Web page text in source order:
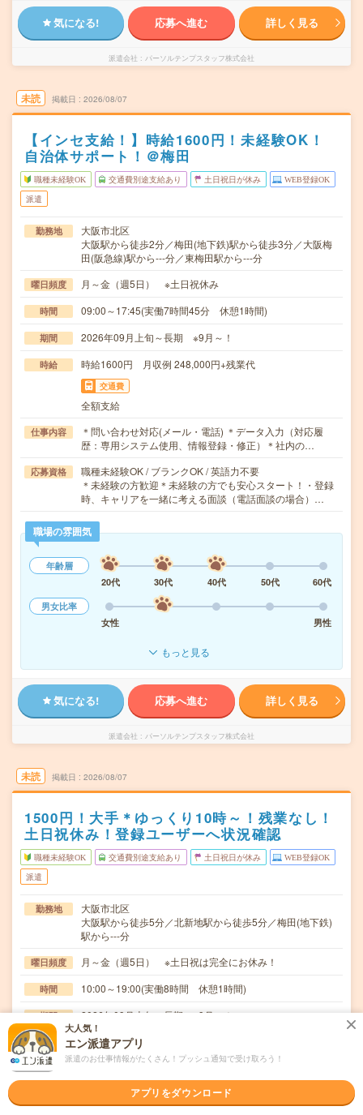
気になる! 応募へ進む 詳しく見る
派遣会社 パーソルテンプスタッフ株式会社
未読 掲載日 2026/08/07
【インセ支給！】時給1600円！未経験OK！
自治体サポート！＠梅田
職種未経験OK 交通費別途支給あり 土日祝日が休み WEB登録OK
派遣
勤務地
大阪市北区
大阪駅から徒歩2分／梅田(地下鉄)駅から徒歩3分／大阪梅
田(阪急線)駅から---分／東梅田駅から---分
曜日頻度 月～金（週5日） ※土日祝休み
時間 09:00～17:45(実働7時間45分 休憩1時間)
期間 2026年09月上旬～長期 ※9月～！
時給 時給1600円 月収例 248,000円+残業代
交通費
全額支給
仕事内容
＊問い合わせ対応(メール・電話) ＊データ入力（対応履
歴：専用システム使用、情報登録・修正）＊社内の…
応募資格
職種未経験OK / ブランクOK / 英語力不要
＊未経験の方歓迎＊未経験の方でも安心スタート！・登録
時、キャリアを一緒に考える面談（電話面談の場合）…
職場の雰囲気
年齢層
20代
30代 40代 50代
60代
男女比率
女性
男性
もっと見る
気になる! 応募へ進む 詳しく見る
派遣会社 パーソルテンプスタッフ株式会社
未読 掲載日 2026/08/07
1500円！大手＊ゆっくり10時～！残業なし！
土日祝休み！登録ユーザーへ状況確認
職種未経験OK 交通費別途支給あり 土日祝日が休み WEB登録OK
派遣
勤務地
大阪市北区
大阪駅から徒歩5分／北新地駅から徒歩5分／梅田(地下鉄)
駅から---分
曜日頻度 月～金（週5日） ※土日祝は完全にお休み！
時間 10:00～19:00(実働8時間 休憩1時間)
期間 2026年09月上旬～長期 ※9月～！
時給 時給1500円 月収例 240,000円
交通費
全額支給
仕事内容 ＊転職サイト登録しているユーザーへお電話＊既存ユーザ
大人気！
エン派遣アプリ
派遣のお仕事情報がたくさん！プッシュ通知で受け取ろう！
アプリをダウンロード